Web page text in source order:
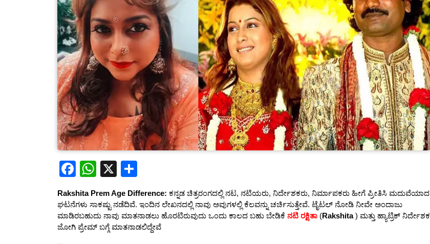
F
c
e
b
W
at
s
A
X
ar
e
Rakshita Prem Age Difference: ಕನ್ನಡ ಚಿತ್ರರಂಗದಲ್ಲಿ ನಟ, ನಟಿಯರು, ನಿರ್ದೇಶಕರು, ನಿರ್ಮಾಪಕರು ಹೀಗೆ ಪ್ರೀತಿಸಿ ಮದುವೆಯಾದ
ಘಟನೆಗಳು ಸಾಕಷ್ಟು ನಡೆದಿವೆ. ಇಂದಿನ ಲೇಖನದಲ್ಲಿ ನಾವು ಅವುಗಳಲ್ಲಿ ಕೆಲವನ್ನು ಚರ್ಚಿಸುತ್ತೇವೆ. ಟೈಟಲ್ ನೋಡಿ ನೀವೇ ಅಂದಾಜು
ಮಾಡಿರಬಹುದು ನಾವು ಮಾತನಾಡಲು ಹೊರಟಿರುವುದು ಒಂದು ಕಾಲದ ಬಹು ಬೇಡಿಕೆ ನಟಿ ರಕ್ಷಿತಾ (Rakshita) ಮತ್ತು ಹ್ಯಾಟ್ರಿಕ್ ನಿರ್ದೇಶಕ
ಜೋಗಿ ಪ್ರೇಮ್ ಬಗ್ಗೆ ಮಾತನಾಡಲಿದ್ದೇವೆ